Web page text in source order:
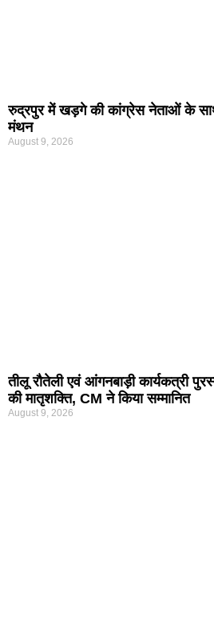
रुद्रपुर में खड़गे की कांग्रेस नेताओं के
मंथन
August 9, 2026
तीलू रौतेली एवं आंगनबाड़ी कार्यकत्री
की मातृशक्ति, CM ने किया सम्मानित
August 9, 2026